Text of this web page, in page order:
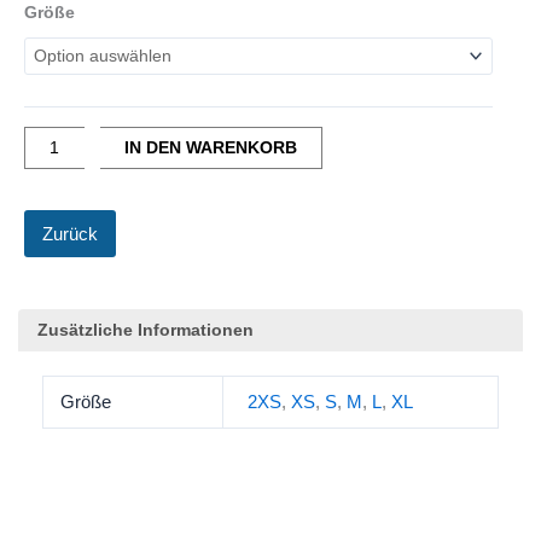
Größe
Radhose
Damen
Menge
IN DEN WARENKORB
Zurück
Zusätzliche Informationen
Größe 2XS,XS, S, M, L,XL